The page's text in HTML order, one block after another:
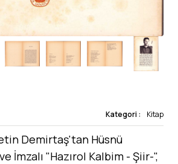
Kategori : Kitap
Demirtaş'tan Hüsnü
İmzalı "Hazırol Kalbim - Şiir-",